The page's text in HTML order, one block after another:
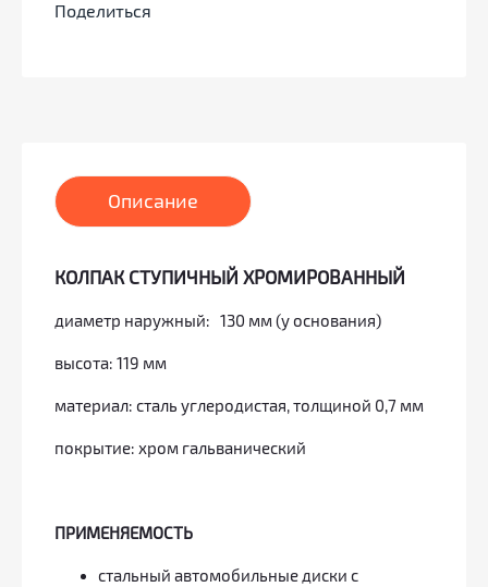
Поделиться
Описание
КОЛПАК СТУПИЧНЫЙ ХРОМИРОВАННЫЙ
диаметр наружный: 130 мм (у основания)
высота: 119 мм
материал: сталь углеродистая, толщиной 0,7 мм
покрытие: хром гальванический
ПРИМЕНЯЕМОСТЬ
стальный автомобильные диски с